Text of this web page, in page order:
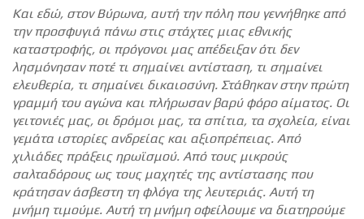
Και εδώ, στον Βύρωνα, αυτή την πόλη που γεννήθηκε από
την προσφυγιά πάνω στις στάχτες μιας εθνικής
καταστροφής, οι πρόγονοι μας απέδειξαν ότι δεν
λησμόνησαν ποτέ τι σημαίνει αντίσταση, τι σημαίνει
ελευθερία, τι σημαίνει δικαιοσύνη. Στάθηκαν στην πρώτη
γραμμή του αγώνα και πλήρωσαν βαρύ φόρο αίματος. Οι
γειτονιές μας, οι δρόμοι μας, τα σπίτια, τα σχολεία, είναι
γεμάτα ιστορίες ανδρείας και αξιοπρέπειας. Από
χιλιάδες πράξεις ηρωϊσμού. Από τους μικρούς
σαλταδόρους ως τους μαχητές της αντίστασης που
κράτησαν άσβεστη τη φλόγα της λευτεριάς. Αυτή τη
μνήμη τιμούμε. Αυτή τη μνήμη οφείλουμε να διατηρούμε